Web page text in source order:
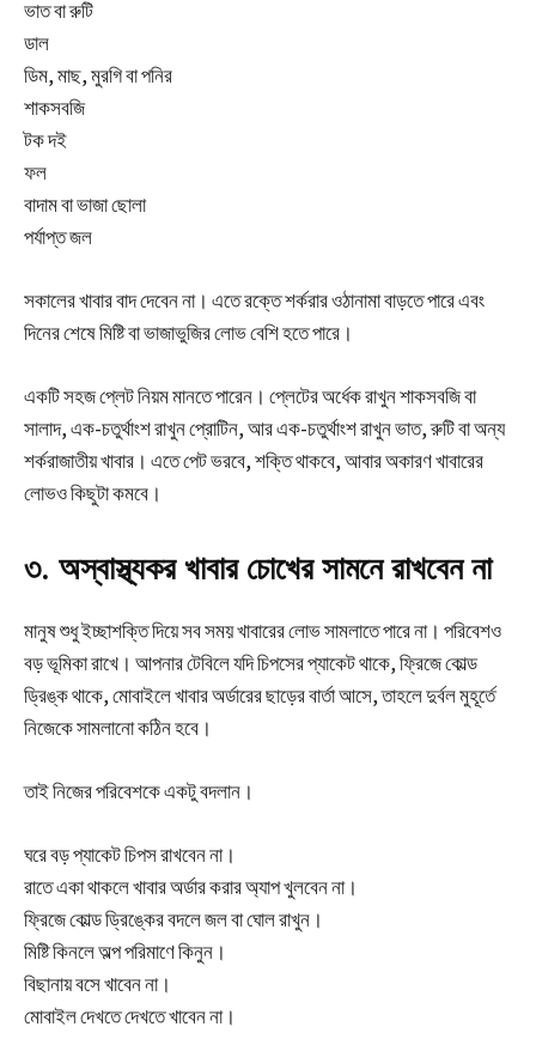
ভাত বা রুটি
ডাল
ডিম, মাছ, মুরগি বা পনির
শাকসবজি
টক দই
ফল
বাদাম বা ভাজা ছোলা
পর্যাপ্ত জল
সকালের খাবার বাদ দেবেন না। এতে রক্তে শর্করার ওঠানামা বাড়তে পারে এবং
দিনের শেষে মিষ্টি বা ভাজাভুজির লোভ বেশি হতে পারে।
একটি সহজ প্লেট নিয়ম মানতে পারেন। প্লেটের অর্ধেক রাখুন শাকসবজি বা
সালাদ, এক-চতুর্থাংশ রাখুন প্রোটিন, আর এক-চতুর্থাংশ রাখুন ভাত, রুটি বা অন্য
শর্করাজাতীয় খাবার। এতে পেট ভরবে, শক্তি থাকবে, আবার অকারণ খাবারের
লোভও কিছুটা কমবে।
৩. অস্বাস্থ্যকর খাবার চোখের সামনে রাখবেন না
মানুষ শুধু ইচ্ছাশক্তি দিয়ে সব সময় খাবারের লোভ সামলাতে পারে না। পরিবেশও
বড় ভূমিকা রাখে। আপনার টেবিলে যদি চিপসের প্যাকেট থাকে, ফ্রিজে কোল্ড
ড্রিঙ্ক থাকে, মোবাইলে খাবার অর্ডারের ছাড়ের বার্তা আসে, তাহলে দুর্বল মুহূর্তে
নিজেকে সামলানো কঠিন হবে।
তাই নিজের পরিবেশকে একটু বদলান।
ঘরে বড় প্যাকেট চিপস রাখবেন না।
রাতে একা থাকলে খাবার অর্ডার করার অ্যাপ খুলবেন না।
ফ্রিজে কোল্ড ড্রিঙ্কের বদলে জল বা ঘোল রাখুন।
মিষ্টি কিনলে অল্প পরিমাণে কিনুন।
বিছানায় বসে খাবেন না।
মোবাইল দেখতে দেখতে খাবেন না।